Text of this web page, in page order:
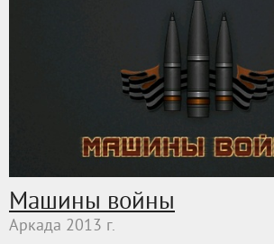
Машины войны
Аркада 2013 г.